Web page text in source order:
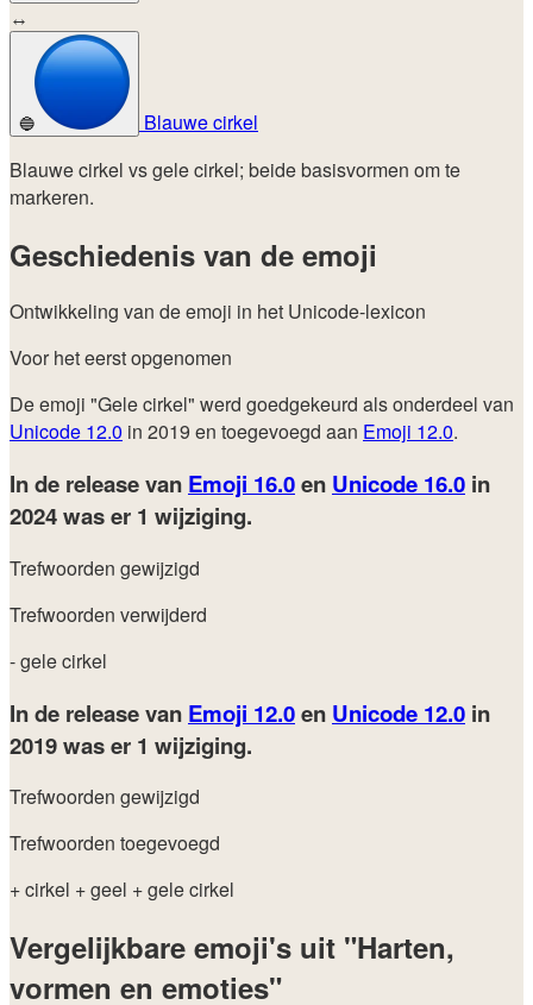
↔
🔵
Blauwe cirkel
Blauwe cirkel vs gele cirkel; beide basisvormen om te
markeren.
Geschiedenis van de emoji
Ontwikkeling van de emoji in het Unicode-lexicon
Voor het eerst opgenomen
De emoji "Gele cirkel" werd goedgekeurd als onderdeel van
Unicode 12.0 in 2019 en toegevoegd aan Emoji 12.0.
In de release van Emoji 16.0en Unicode 16.0 in
2024was er 1 wijziging.
Trefwoorden gewijzigd
Trefwoorden verwijderd
- gele cirkel
In de release van Emoji 12.0en Unicode 12.0 in
2019was er 1 wijziging.
Trefwoorden gewijzigd
Trefwoorden toegevoegd
+ cirkel + geel + gele cirkel
Vergelijkbare emoji's uit "Harten,
vormen en emoties"